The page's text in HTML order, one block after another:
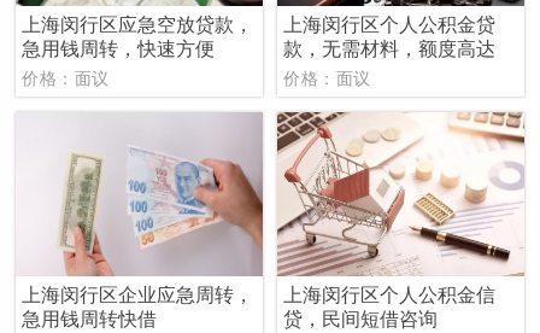
上海闵行区应急空放贷款，
急用钱周转，快速方便
价格：面议
上海闵行区个人公积金贷
款，无需材料，额度高达
价格：面议
上海闵行区企业应急周转，
急用钱周转快借
上海闵行区个人公积金信
贷，民间短借咨询